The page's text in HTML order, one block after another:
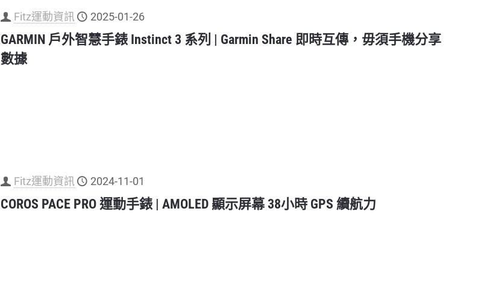
Fitz運動資訊 2025-01-26
GARMIN 戶外智慧手錶 Instinct 3 系列 | Garmin Share 即時互傳，毋須手機分享
數據
Fitz運動資訊 2024-11-01
COROS PACE PRO 運動手錶 | AMOLED 顯示屏幕 38小時 GPS 續航力